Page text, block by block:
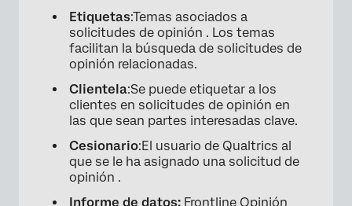
Etiquetas:Temas asociados a
solicitudes de opinión . Los temas
facilitan la búsqueda de solicitudes de
opinión relacionadas.
Clientela:Se puede etiquetar a los
clientes en solicitudes de opinión en
las que sean partes interesadas clave.
Cesionario:El usuario de Qualtrics al
que se le ha asignado una solicitud de
opinión .
Informe de datos: Frontline Opinión